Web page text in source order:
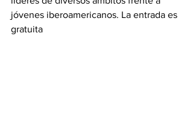
jóvenes iberoamericanos. La entrada es
gratuita